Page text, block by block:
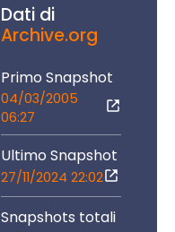
Dati di
Archive.org
Primo Snapshot
04/03/2005
06:27
Ultimo Snapshot
27/11/2024 22:02
Snapshots totali